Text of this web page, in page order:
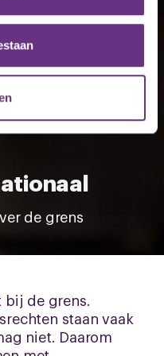
en analyse. Deze
combineren met andere
of die ze hebben
van hun services.
wijzigen of
de grens
bij de grens.
staan vaak
niet. Daarom